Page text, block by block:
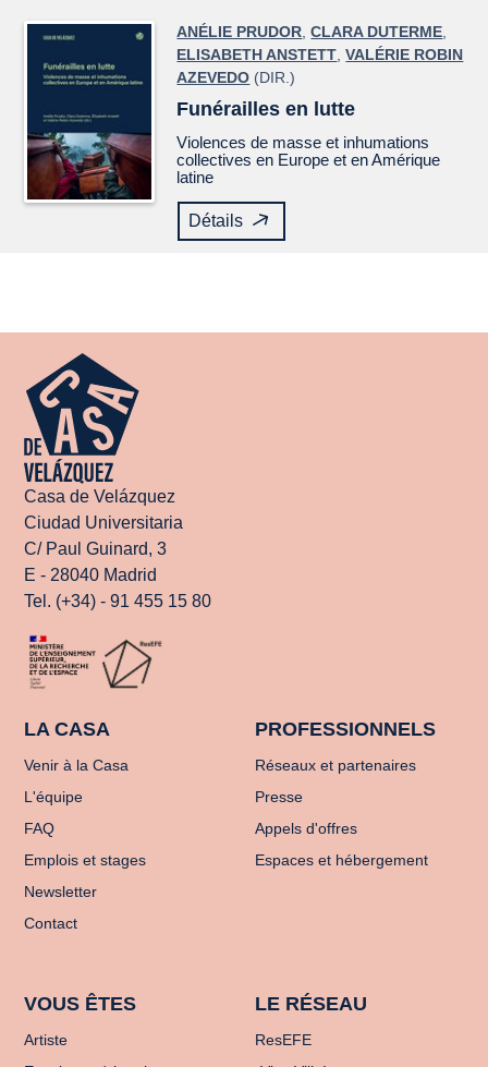
ANÉLIE PRUDOR ,CLARA DUTERME
ELISABETH ANSTETT ,VALÉRIE ROBIN
AZEVEDO (DIR.)
Funérailles en lutte
Violences de masse et inhumations
collectives en Europe et en Amérique
latine
Détails
Casa de Velázquez
Ciudad Universitaria
C/ Paul Guinard, 3
E - 28040 Madrid
Tel. (+34) - 91 455 15 80
LA CASA
Venir à la Casa
L'équipe
FAQ
Emplois et stages
Newsletter
Contact
PROFESSIONNELS
Réseaux et partenaires
Presse
Appels d'offres
Espaces et hébergement
VOUS ÊTES
Artiste
LE RÉSEAU
ResEFE